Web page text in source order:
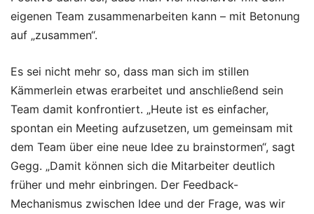
eigenen Team zusammenarbeiten kann – mit Betonung
auf „zusammen“.
Es sei nicht mehr so, dass man sich im stillen
Kämmerlein etwas erarbeitet und anschließend sein
Team damit konfrontiert. „Heute ist es einfacher,
spontan ein Meeting aufzusetzen, um gemeinsam mit
dem Team über eine neue Idee zu brainstormen“, sagt
Gegg. „Damit können sich die Mitarbeiter deutlich
früher und mehr einbringen. Der Feedback-
Mechanismus zwischen Idee und der Frage, was wir